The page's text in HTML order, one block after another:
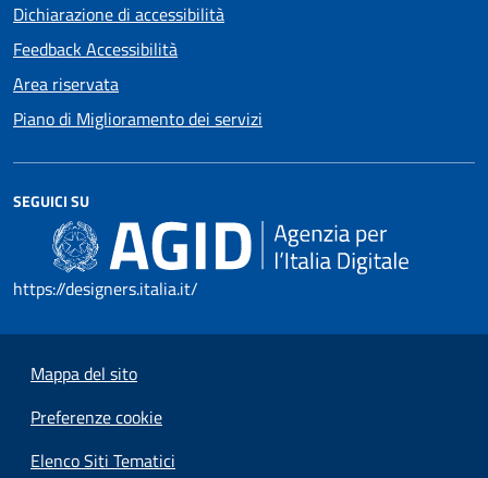
Dichiarazione di accessibilità
Feedback Accessibilità
Area riservata
Piano di Miglioramento dei servizi
SEGUICI SU
https://designers.italia.it/
Mappa del sito
Preferenze cookie
Elenco Siti Tematici